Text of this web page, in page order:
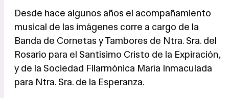
Desde hace algunos años el acompañamiento
musical de las imágenes corre a cargo de la
Banda de Cornetas y Tambores de Ntra. Sra. del
Rosario para el Santísimo Cristo de la Expiración,
y de la Sociedad Filarmónica María Inmaculada
para Ntra. Sra. de la Esperanza.